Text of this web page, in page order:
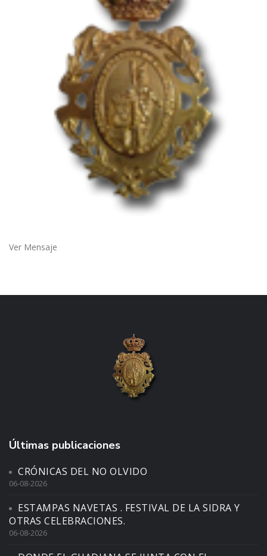
Ver Mensaje
Últimas publicaciones
CRÓNICAS DEL NO OLVIDO
06-08-2026
ESTAMPAS NAVETAS . FESTIVAL DE LA SIDRA Y
OTRAS CELEBRACIONES.
06-08-2026